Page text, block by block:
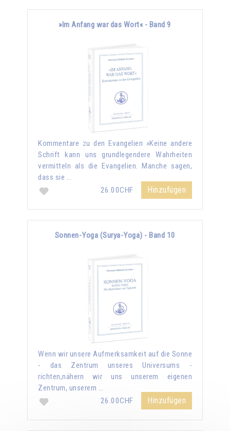
»Im Anfang war das Wort« - Band 9
Kommentare zu den Evangelien »Keine andere
Schrift kann uns grundlegendere Wahrheiten
vermitteln als die Evangelien. Manche sagen,
dass sie …
26.00CHF
Hinzufügen
Sonnen-Yoga (Surya-Yoga) - Band 10
Wenn wir unsere Aufmerksamkeit auf die Sonne
- das Zentrum unseres Universums -
richten,nähern wir uns unserem eigenen
Zentrum, unserem …
26.00CHF
Hinzufügen